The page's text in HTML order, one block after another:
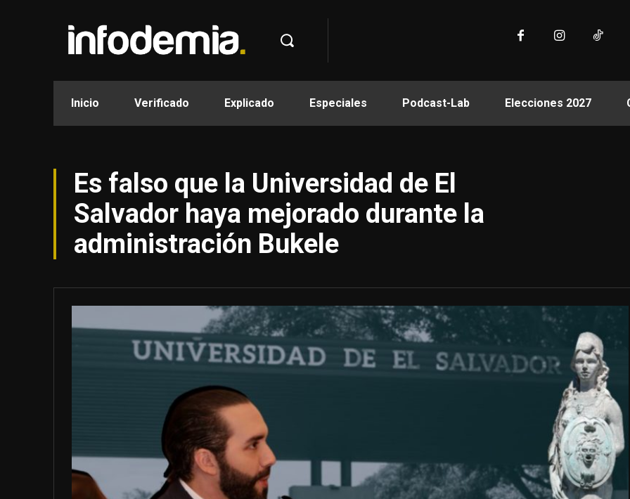
Inicio Verificado Explicado Especiales Podcast-Lab Elecciones 2027
Es falso que la Universidad de El
Salvador haya mejorado durante la
administración Bukele